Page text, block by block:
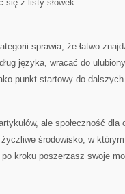
się z listy słówek.
sprawia, że łatwo
języka, wracać do
punkt startowy do
ale społeczność
środowisko, w
kroku poszerzasz swoje